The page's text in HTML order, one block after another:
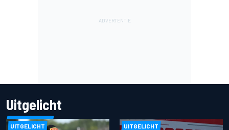
Uitgelicht
UITGELICHT UITGELICHT